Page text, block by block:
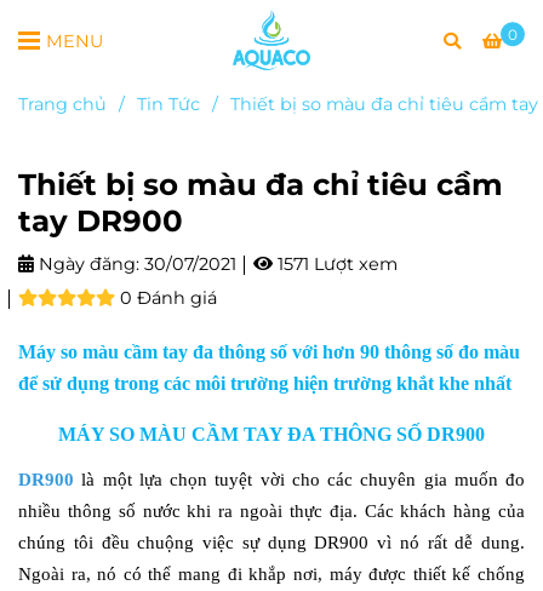
0
MENU
Trang chủ / Tin Tức / Thiết bị so màu đa chỉ tiêu cầm tay
Thiết bị so màu đa chỉ tiêu cầm
tay DR900
Ngày đăng: 30/07/2021
1571 Lượt xem
0 Đánh giá
Máy so màu cầm tay đa thông số với hơn 90 thông số đo màu
để sử dụng trong các môi trường hiện trường khắt khe nhất
MÁY SO MÀU CẦM TAY ĐA THÔNG SỐ DR900
DR900 là một lựa chọn tuyệt vời cho các chuyên gia muốn đo
nhiều thông số nước khi ra ngoài thực địa. Các khách hàng của
chúng tôi đều chuộng việc sự dụng DR900 vì nó rất dễ dung.
Ngoài ra, nó có thể mang đi khắp nơi, máy được thiết kế chống